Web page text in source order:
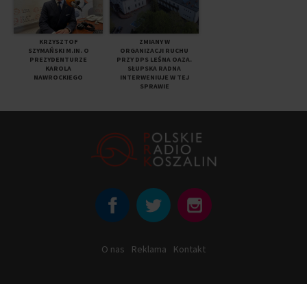
KRZYSZTOF
SZYMAŃSKI M.IN. O
PREZYDENTURZE
KAROLA
NAWROCKIEGO
ZMIANY W
ORGANIZACJI RUCHU
PRZY DPS LEŚNA OAZA.
SŁUPSKA RADNA
INTERWENIUJE W TEJ
SPRAWIE
O nas Reklama Kontakt